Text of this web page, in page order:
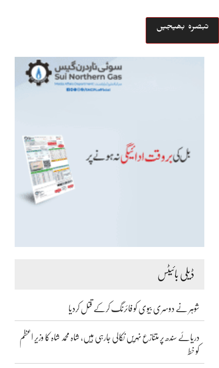
ڈیلی بائیٹس
شوہر نے دوسری بیوی کو فائرنگ کرکے قتل کردیا
دریائے سندھ پر متنازع نہریں نکالی جارہی ہیں، شاہ محمد شاہ کا وزیر اعظم
کو خط